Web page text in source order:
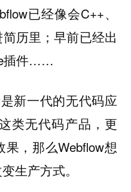
已经像会C++、
历里；早前已经出
插件……
新一代的无代码应
类无代码产品，更
，那么Webflow想
生产方式。